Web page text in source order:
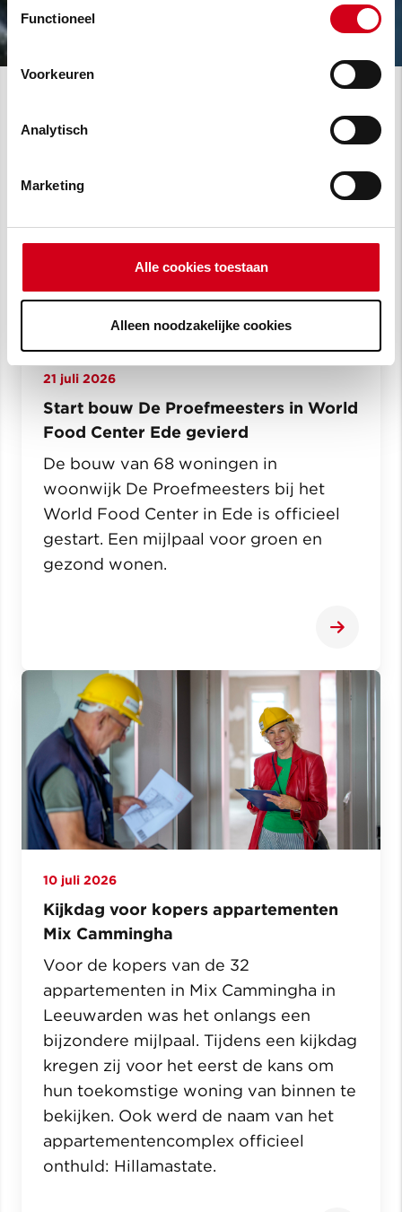
vragen lees je in
Functioneel
Voorkeuren
Analytisch
Marketing
Alle cookies toestaan
Alleen noodzakelijke cookies
21 juli 2026
Start bouw De Proefmeesters in World
Food Center Ede gevierd
De bouw van 68 woningen in
woonwijk De Proefmeesters bij het
World Food Center in Ede is officieel
gestart. Een mijlpaal voor groen en
gezond wonen.
10 juli 2026
Kijkdag voor kopers appartementen
Mix Cammingha
Voor de kopers van de 32
appartementen in Mix Cammingha in
Leeuwarden was het onlangs een
bijzondere mijlpaal. Tijdens een kijkdag
kregen zij voor het eerst de kans om
hun toekomstige woning van binnen te
bekijken. Ook werd de naam van het
appartementencomplex officieel
onthuld: Hillamastate.